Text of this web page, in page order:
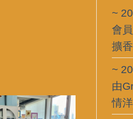
~
會
擴
~
由
情